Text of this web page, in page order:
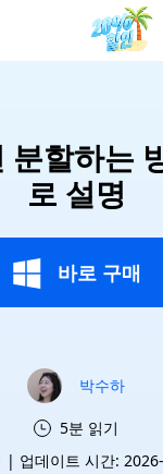
분할하는
로 설명
바로 구매
박수하
5분 읽기
| 업데이트 시간: